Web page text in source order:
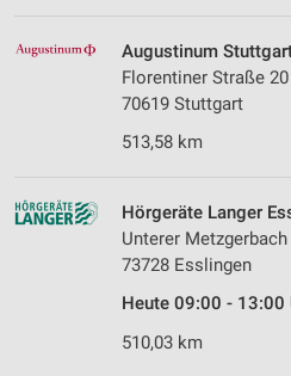
Augustinum
Florentiner Straße 20
70619 Stuttgart
513,58 km
Hörgeräte Langer
Unterer Metzgerbach
73728 Esslingen
Heute 09:00 - 13:00
510,03 km